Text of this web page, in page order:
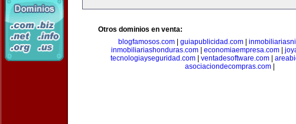
Otros dominios en venta:
blogfamosos.com
guiapublicidad.com
inmobiliariashonduras.com
economiaempresa.com
tecnologiayseguridad.com| ventadesoftware.com|
asociaciondecompras.com